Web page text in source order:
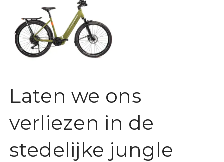
Laten we ons
verliezen in de
stedelijke jungle